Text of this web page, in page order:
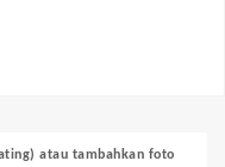
atau tambahkan foto